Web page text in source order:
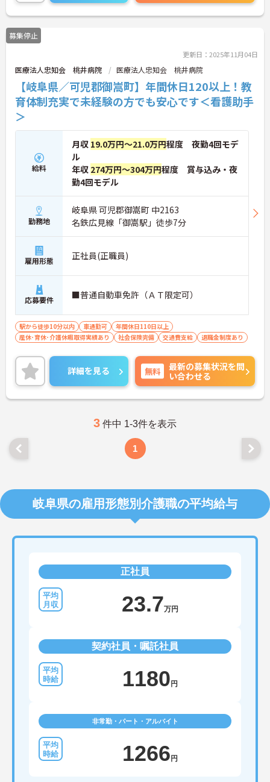
募集停止
更新日：2025年11月04日
医療法人忠知会 桃井病院 医療法人忠知会 桃井病院
【岐阜県／可児郡御嵩町】年間休日120以上！教
育体制充実で未経験の方でも安心です＜看護助手
＞
給料
月収 19.0万円～21.0万円程度 夜勤4回モデ
ル
年収 274万円～304万円程度 賞与込み・夜
勤4回モデル
勤務地
岐阜県 可児郡御嵩町 中2163
名鉄広見線「御嵩駅」徒歩7分
雇用形態 正社員(正職員)
応募要件 ■普通自動車免許（ＡＴ限定可）
駅から徒歩10分以内 車通勤可
年間休日110日以上
産休･育休･介護休暇取得実績あり
社会保険完備 交通費支給 退職金制度あり
詳細を見る 無料
最新の募集状況を問
い合わせる
3 件中 1-3件を表示
1
岐阜県の雇用形態別介護職の平均給与
正社員
23.7万円
契約社員・嘱託社員
1180 円
非常勤・パート・アルバイト
1266 円